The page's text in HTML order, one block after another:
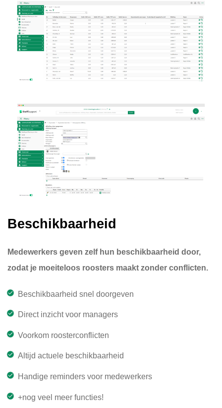
Beschikbaarheid
Medewerkers geven zelf hun beschikbaarheid door,
zodat je moeiteloos roosters maakt zonder conflicten.
Beschikbaarheid snel doorgeven
Direct inzicht voor managers
Voorkom roosterconflicten
Altijd actuele beschikbaarheid
Handige reminders voor medewerkers
+nog veel meer functies!